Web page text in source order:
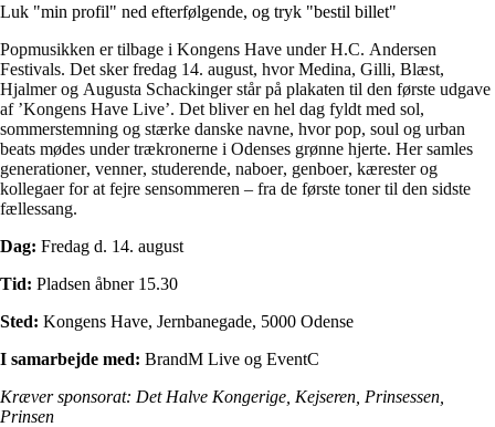
Luk "min profil" ned efterfølgende, og tryk "bestil billet"
Popmusikken er tilbage i Kongens Have under H.C. Andersen
Festivals. Det sker fredag 14. august, hvor Medina, Gilli, Blæst,
Hjalmer og Augusta Schackinger står på plakaten til den første udgave
af ’Kongens Have Live’. Det bliver en hel dag fyldt med sol,
sommerstemning og stærke danske navne, hvor pop, soul og urban
beats mødes under trækronerne i Odenses grønne hjerte. Her samles
generationer, venner, studerende, naboer, genboer, kærester og
kollegaer for at fejre sensommeren – fra de første toner til den sidste
fællessang.
Dag: Fredag d. 14. august
Tid: Pladsen åbner 15.30
Sted: Kongens Have, Jernbanegade, 5000 Odense
I samarbejde med: BrandM Live og EventC
Kræver sponsorat: Det Halve Kongerige, Kejseren, Prinsessen,
Prinsen